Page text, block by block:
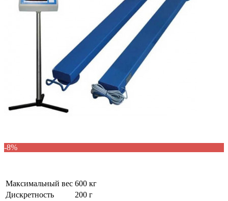
-8%
Максимальный вес 600 кг
Дискретность
200 г